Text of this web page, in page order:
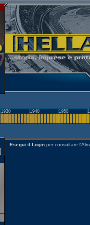
1930 1940 1950
Esegui il Login per consultare